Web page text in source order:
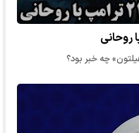
چه خبر بود؟